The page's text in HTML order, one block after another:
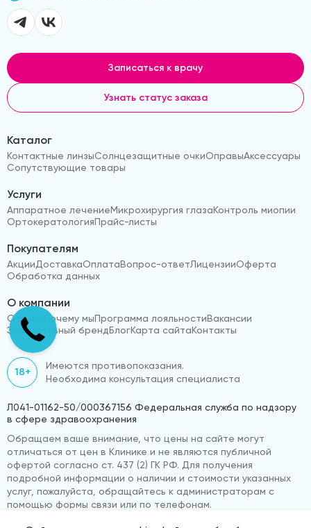
Записаться к врачу
Узнать статус заказа
Каталог
Контактные линзыСолнцезащитные очкиОправыАксессуары
Сопутствующие товары
Услуги
Аппаратное лечениеМикрохирургия глазаКонтроль миопии
ОртокератологияПрайс-листы
Покупателям
АкцииДоставкаОплатаВопрос-ответЛицензииОферта
Обработка данных
О компании
Отзывы Почему мыПрограмма лояльностиВакансии
Эксклюзивный брендБлогКарта сайтаКонтакты
18+
Имеются противопоказания.
Необходима консультация специалиста
Л041-01162-50/000367156 Федеральная служба по надзору
в сфере здравоохранения
Обращаем ваше внимание, что цены на сайте могут
отличаться от цен в Клинике и не являются публичной
офертой согласно ст. 437 (2) ГК РФ. Для получения
подробной информации о наличии и стоимости указанных
услуг, пожалуйста, обращайтесь к администраторам с
помощью формы связи или по телефонам.